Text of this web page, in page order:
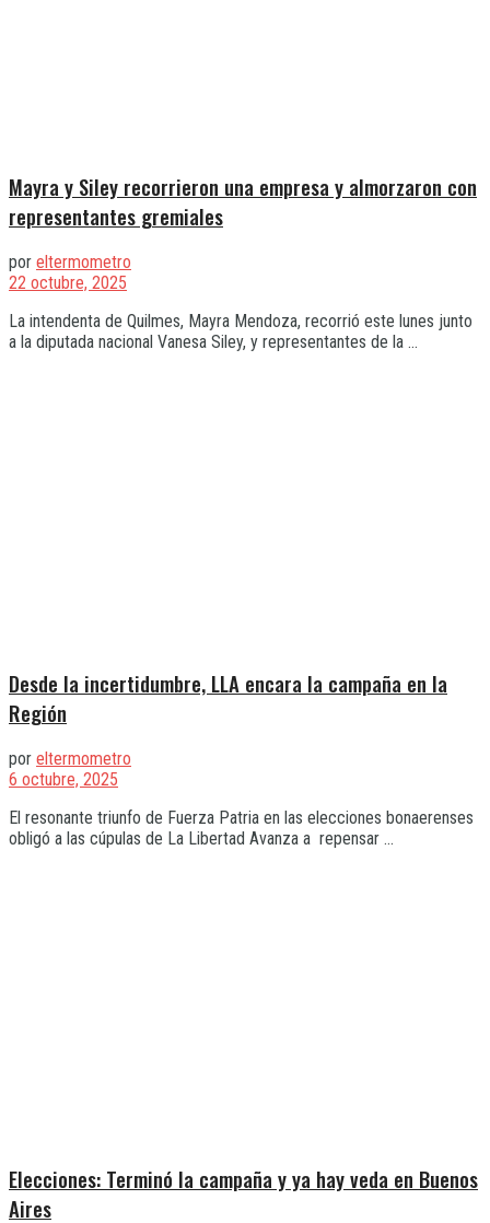
Mayra y Siley recorrieron una empresa y almorzaron con
representantes gremiales
por eltermometro
22 octubre, 2025
La intendenta de Quilmes, Mayra Mendoza, recorrió este lunes junto
a la diputada nacional Vanesa Siley, y representantes de la ...
Desde la incertidumbre, LLA encara la campaña en la
Región
por eltermometro
6 octubre, 2025
El resonante triunfo de Fuerza Patria en las elecciones bonaerenses
obligó a las cúpulas de La Libertad Avanza a repensar ...
Elecciones: Terminó la campaña y ya hay veda en Buenos
Aires